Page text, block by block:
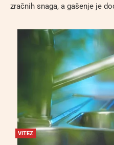
zračnih snaga, a gašenje je
VITEZ